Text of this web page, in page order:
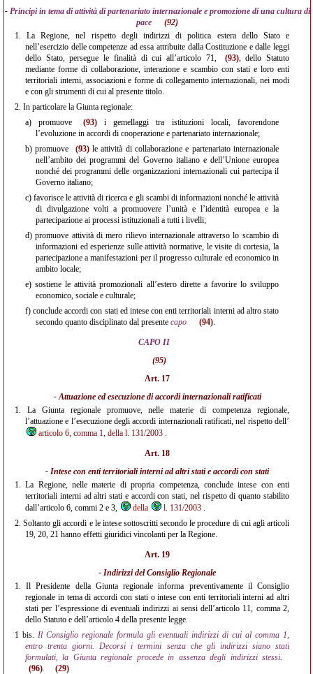
- Principi in tema di attività di partenariato internazionale e promozione di una cultura di
pace
(92)
1. La Regione, nel rispetto degli indirizzi di politica estera dello Stato e
nell’esercizio delle competenze ad essa attribuite dalla Costituzione e dalle leggi
dello Stato, persegue le finalità di cui all’articolo 71,
(93), dello Statuto
mediante forme di collaborazione, interazione e scambio con stati e loro enti
territoriali interni, associazioni e forme di collegamento internazionali, nei modi
e con gli strumenti di cui al presente titolo.
2. In particolare la Giunta regionale:
a) promuove (93)i gemellaggi tra istituzioni locali, favorendone
l’evoluzione in accordi di cooperazione e partenariato internazionale;
b) promuove (93)le attività di collaborazione e partenariato internazionale
nell’ambito dei programmi del Governo italiano e dell’Unione europea
nonché dei programmi delle organizzazioni internazionali cui partecipa il
Governo italiano;
c) favorisce le attività di ricerca e gli scambi di informazioni nonché le attività
di divulgazione volti a promuovere l’unità e l’identità europea e la
partecipazione ai processi istituzionali a tutti i livelli;
d) promuove attività di mero rilievo internazionale attraverso lo scambio di
informazioni ed esperienze sulle attività normative, le visite di cortesia, la
partecipazione a manifestazioni per il progresso culturale ed economico in
ambito locale;
e) sostiene le attività promozionali all’estero dirette a favorire lo sviluppo
economico, sociale e culturale;
f) conclude accordi con stati ed intese con enti territoriali interni ad altro stato
secondo quanto disciplinato dal presente capo (94).
CAPO II
(95)
Art. 17
- Attuazione ed esecuzione di accordi internazionali ratificati
1. La Giunta regionale promuove, nelle materie di competenza regionale,
l’attuazione e l’esecuzione degli accordi internazionali ratificati, nel rispetto dell’
articolo 6, comma 1, della l. 131/2003 .
Art. 18
- Intese con enti territoriali interni ad altri stati e accordi con stati
1. La Regione, nelle materie di propria competenza, conclude intese con enti
territoriali interni ad altri stati e accordi con stati, nel rispetto di quanto stabilito
dall’articolo 6, commi 2 e 3,
della l. 131/2003 .
2. Soltanto gli accordi e le intese sottoscritti secondo le procedure di cui agli articoli
19, 20, 21 hanno effetti giuridici vincolanti per la Regione.
Art. 19
- Indirizzi del Consiglio Regionale
1. Il Presidente della Giunta regionale informa preventivamente il Consiglio
regionale in tema di accordi con stati o intese con enti territoriali interni ad altri
stati per l’espressione di eventuali indirizzi ai sensi dell’articolo 11, comma 2,
dello Statuto e dell’articolo 4 della presente legge.
1 bis. Il Consiglio regionale formula gli eventuali indirizzi di cui al comma 1,
entro trenta giorni. Decorsi i termini senza che gli indirizzi siano stati
formulati, la Giunta regionale procede in assenza degli indirizzi stessi.
(96). (29)